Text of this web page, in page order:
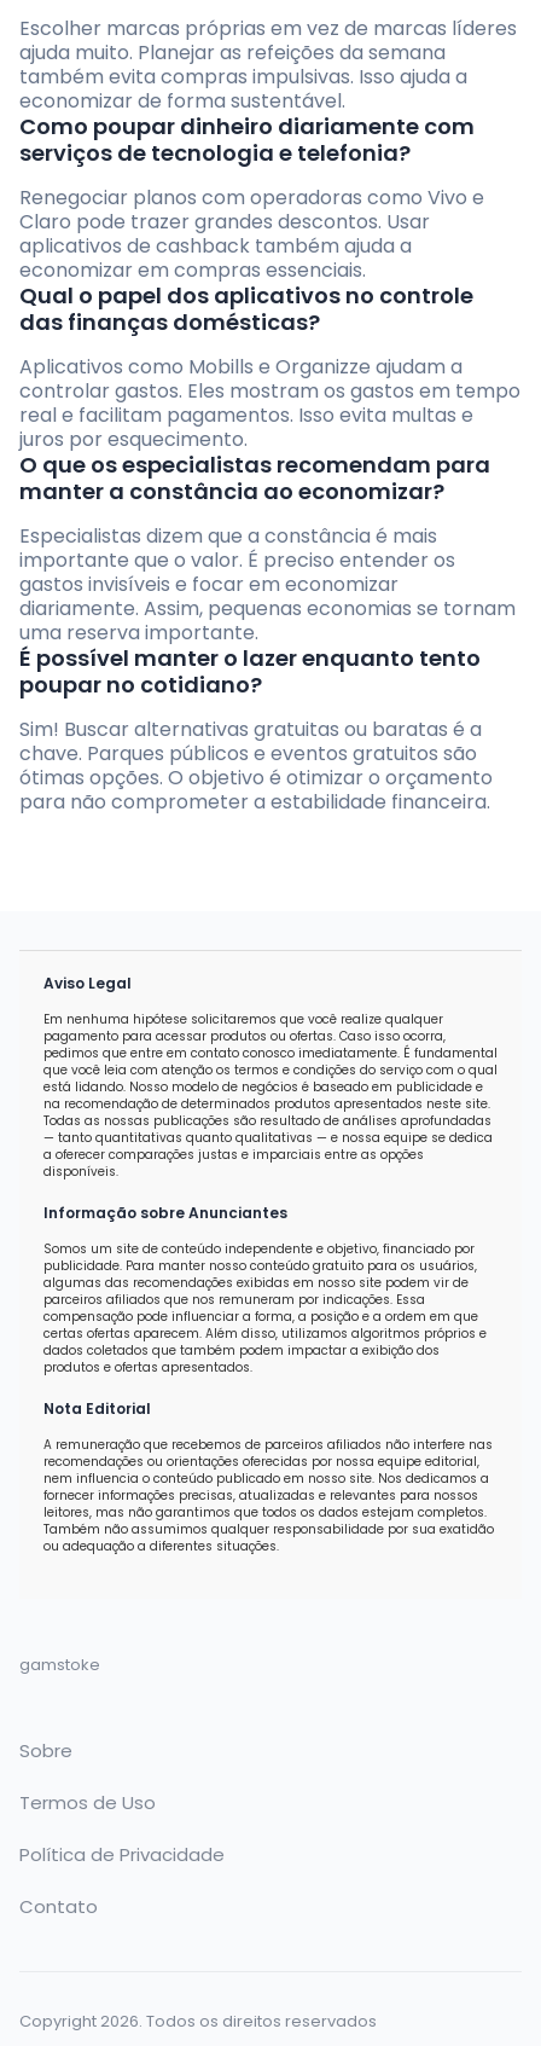
Escolher marcas próprias em vez de marcas líderes
ajuda muito. Planejar as refeições da semana
também evita compras impulsivas. Isso ajuda a
economizar de forma sustentável.
Como poupar dinheiro diariamente com
serviços de tecnologia e telefonia?
Renegociar planos com operadoras como Vivo e
Claro pode trazer grandes descontos. Usar
aplicativos de cashback também ajuda a
economizar em compras essenciais.
Qual o papel dos aplicativos no controle
das finanças domésticas?
Aplicativos como Mobills e Organizze ajudam a
controlar gastos. Eles mostram os gastos em tempo
real e facilitam pagamentos. Isso evita multas e
juros por esquecimento.
O que os especialistas recomendam para
manter a constância ao economizar?
Especialistas dizem que a constância é mais
importante que o valor. É preciso entender os
gastos invisíveis e focar em economizar
diariamente. Assim, pequenas economias se tornam
uma reserva importante.
É possível manter o lazer enquanto tento
poupar no cotidiano?
Sim! Buscar alternativas gratuitas ou baratas é a
chave. Parques públicos e eventos gratuitos são
ótimas opções. O objetivo é otimizar o orçamento
para não comprometer a estabilidade financeira.
Aviso Legal
Em nenhuma hipótese solicitaremos que você realize qualquer
pagamento para acessar produtos ou ofertas. Caso isso ocorra,
pedimos que entre em contato conosco imediatamente. É fundamental
que você leia com atenção os termos e condições do serviço com o qual
está lidando. Nosso modelo de negócios é baseado em publicidade e
na recomendação de determinados produtos apresentados neste site.
Todas as nossas publicações são resultado de análises aprofundadas
— tanto quantitativas quanto qualitativas — e nossa equipe se dedica
a oferecer comparações justas e imparciais entre as opções
disponíveis.
Informação sobre Anunciantes
Somos um site de conteúdo independente e objetivo, financiado por
publicidade. Para manter nosso conteúdo gratuito para os usuários,
algumas das recomendações exibidas em nosso site podem vir de
parceiros afiliados que nos remuneram por indicações. Essa
compensação pode influenciar a forma, a posição e a ordem em que
certas ofertas aparecem. Além disso, utilizamos algoritmos próprios e
dados coletados que também podem impactar a exibição dos
produtos e ofertas apresentados.
Nota Editorial
A remuneração que recebemos de parceiros afiliados não interfere nas
recomendações ou orientações oferecidas por nossa equipe editorial,
nem influencia o conteúdo publicado em nosso site. Nos dedicamos a
fornecer informações precisas, atualizadas e relevantes para nossos
leitores, mas não garantimos que todos os dados estejam completos.
Também não assumimos qualquer responsabilidade por sua exatidão
ou adequação a diferentes situações.
gamstoke
Sobre
Termos de Uso
Política de Privacidade
Contato
Copyright 2026. Todos os direitos reservados